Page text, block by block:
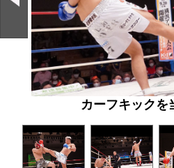
カーフキックを